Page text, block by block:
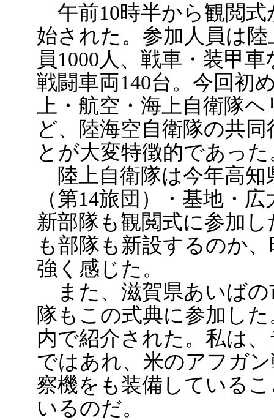
午前10時半から観閲式
始された。参加人員は陸
員1000人、戦車・装甲車
戦闘車両140台。今回初
上・航空・海上自衛隊
ど、陸海空自衛隊の共
とが大変特徴的であった
陸上自衛隊は今年高知
（第14旅団）・基地・
新部隊も観閲式に参加
も部隊も新設するのか
強く感じた。
また、滋賀県あいばの
隊もこの式典に参加し
内で紹介された。私は
ではあれ、米のアフガ
察機をも装備している
いるのだ。